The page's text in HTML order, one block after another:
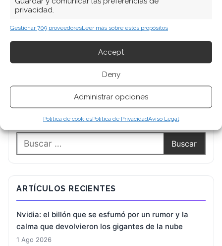
privacidad.
Gestionar 709 proveedoresLeer más sobre estos propósitos
Accept
Deny
Administrar opciones
Política de cookiesPolítica de PrivacidadAviso Legal
ARTÍCULOS RECIENTES
Nvidia: el billón que se esfumó por un rumor y la
calma que devolvieron los gigantes de la nube
1 Ago 2026